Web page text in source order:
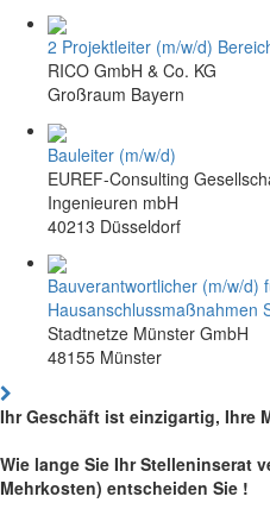
2 Projektleiter (m/w/d)
RICO GmbH & Co. KG
Großraum Bayern
Bauleiter (m/w/d)
EUREF-Consulting
Ingenieuren mbH
40213 Düsseldorf
Bauverantwortlicher (m/w/d)
Hausanschlussmaßnahmen
Stadtnetze Münster GmbH
48155 Münster
Ihr Geschäft ist einzigartig, Ihre
Wie lange Sie Ihr Stelleninserat
Mehrkosten) entscheiden Sie !